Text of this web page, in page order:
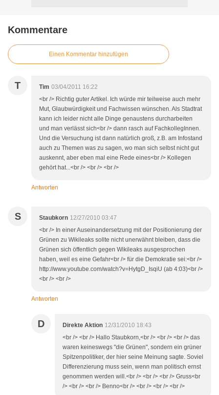
Kommentare
Einen Kommentar hinzufügen
T Tim 03/04/2011 16:22
<br /> Richtig guter Artikel. Ich würde mir teilweise auch mehr
Mut, Glaubwürdigkeit und Fachwissen wünschen. Als Stadtrat
kann ich leider nicht alle Dinge genaustens durcharbeiten
und man verlässt sich<br /> dann rasch auf FachkollegInnen.
Und die Versuchung ist dann natürlich groß, z.B. am Infostand
auch zu Themen was zu sagen, wo man sich selbst nicht gut
auskennt, aber eben mal eine Rede eines<br /> Kollegen
gehört hat...<br /> <br /> <br />
Antworten
S Staubkorn 12/27/2010 03:47
<br /> In einer Auseinandersetzung mit der Positionierung der
Grünen zu Wikileaks sollte nicht unerwähnt bleiben, dass die
Grünen sich öffentlich gegen Wikileaks ausgesprochen
haben, weil es eine Gefahr<br /> für die Demokratie sei:<br />
http://www.youtube.com/watch?v=HytgD_IsqiU (ab 4:03)<br />
<br /> <br />
Antworten
D Direkte Aktion 12/31/2010 18:43
<br /> <br /> Hallo Staubkorn,<br /> <br /> <br /> das
waren keineswegs "die Grünen", sondern ein grüner
Spitzenpolitiker, der hier seine Meinung sagte. Soviel
Differenzierung muss sein, wenn man politisch ernst
genommen werden will.<br /> <br /> <br /> Gruss<br
/> <br /> <br /> Benno<br /> <br /> <br /> <br />